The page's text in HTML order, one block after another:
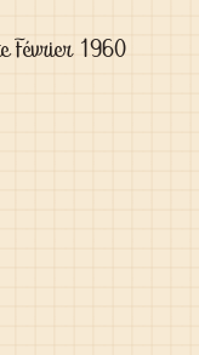
Février 1960